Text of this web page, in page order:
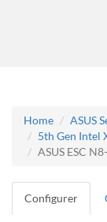
Home
ASUS
5th Gen Intel
ASUS ESC
Configurer